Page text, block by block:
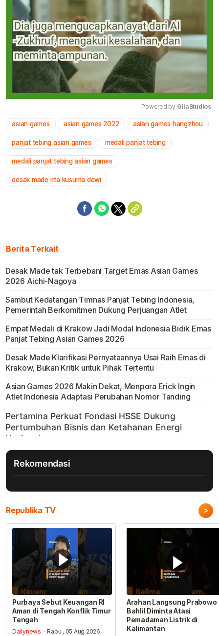
Mute
Powered by GliaStudios
asian games asian games 2022 asian games hangzhou
panjat tebing asian games medali panjat tebing
medali panjat tebing asian games
desak made rita kusuma dewi
Berita Terkait
Desak Made tak Terbebani Target Emas Asian Games
2026 Aichi-Nagoya
Sambut Kedatangan Timnas Panjat Tebing Indonesia,
Pemerintah Berkomitmen Dukung Perjuangan Atlet
Empat Medali di Krakow Jadi Modal Indonesia Bidik Emas
Panjat Tebing Asian Games 2026
Desak Made Klarifikasi Pernyataannya Usai Raih Emas di
Krakow, Bukan Kritik untuk Pihak Tertentu
Asian Games 2026 Makin Dekat, Menpora Erick Ingin
Atlet Indonesia Adaptasi Perubahan Nomor Tanding
Rekomendasi
Republika TV >
Purbaya Sebut Keuangan RI
Aman di Tengah Konflik Timur
Tengah
Dailynews - Rabu , 05 Aug 2026,
Arahan Langsung Prabowo
Bahlil Diminta Atasi
Pemadaman Listrik di
Kalimantan